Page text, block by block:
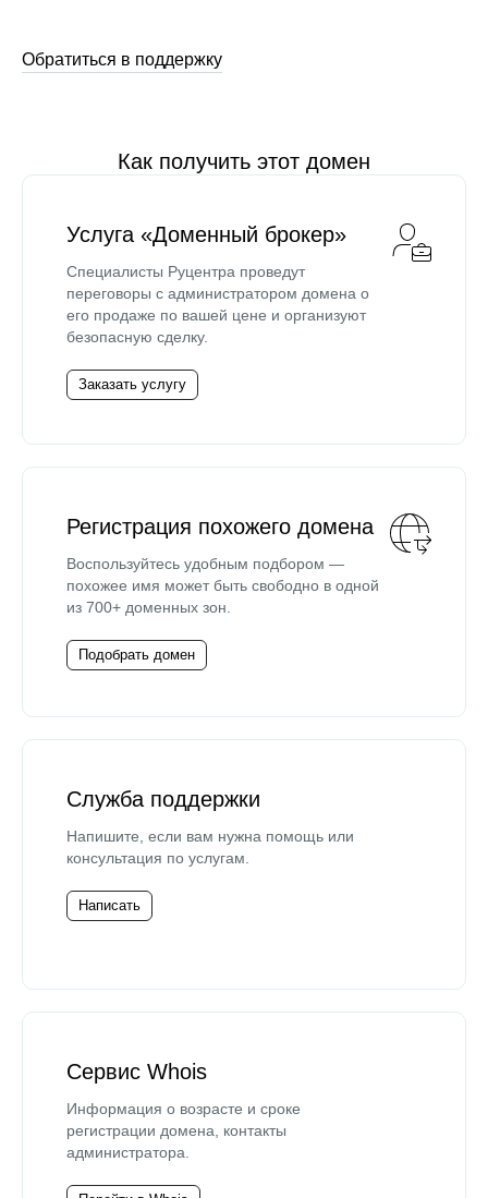
Обратиться в поддержку
Как получить этот домен
Услуга «Доменный брокер»
Специалисты Руцентра проведут
переговоры с администратором домена о
его продаже по вашей цене и организуют
безопасную сделку.
Заказать услугу
Регистрация похожего домена
Воспользуйтесь удобным подбором —
похожее имя может быть свободно в одной
из 700+ доменных зон.
Подобрать домен
Служба поддержки
Напишите, если вам нужна помощь или
консультация по услугам.
Написать
Сервис Whois
Информация о возрасте и сроке
регистрации домена, контакты
администратора.